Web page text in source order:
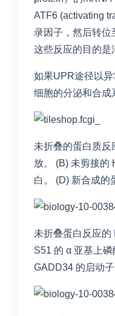
ATF6 (activating
录因子，然后转位
这些反应的目的是
如果UPR途径以
细胞的分泌和合成
未折叠的蛋白质反
放。 (B) 未剪接的
白。 (D) 新合成的
未折叠蛋白反应
S51 的 α 亚基上
GADD34 的启动